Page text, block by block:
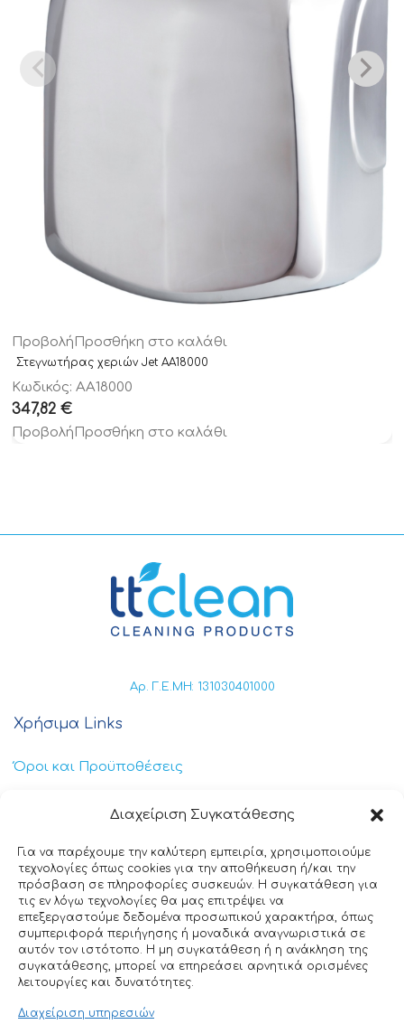
Διαχείριση Συγκατάθεσης
Για να παρέχουμε την καλύτερη εμπειρία, χρησιμοποιούμε
τεχνολογίες όπως cookies για την αποθήκευση ή/και την
πρόσβαση σε πληροφορίες συσκευών. Η συγκατάθεση για
τις εν λόγω τεχνολογίες θα μας επιτρέψει να
επεξεργαστούμε δεδομένα προσωπικού χαρακτήρα, όπως
συμπεριφορά περιήγησης ή μοναδικά αναγνωριστικά σε
αυτόν τον ιστότοπο. Η μη συγκατάθεση ή η ανάκληση της
συγκατάθεσης, μπορεί να επηρεάσει αρνητικά ορισμένες
λειτουργίες και δυνατότητες.
Διαχείριση υπηρεσιών
Προβολή Προσθήκη στο καλάθι
Στεγνωτήρας χεριών Jet AA18000
Κωδικός: AA18000
347,82 €
Προβολή Προσθήκη στο καλάθι
Αρ. Γ.Ε.ΜΗ: 131030401000
Χρήσιμα Links
Όροι και Προϋποθέσεις
Πολιτική Απορρήτου
Πολιτική Cookies
Επικοινωνία
+30 211 404 0235
info@ttclean.gr